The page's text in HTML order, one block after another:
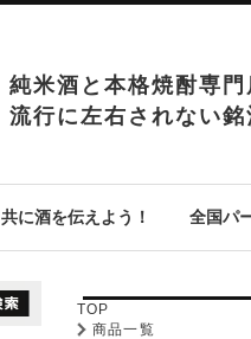
純米酒と本格焼酎専門
流行に左右されない銘
共に酒を伝えよう！ 全国パ
TOP
商品一覧